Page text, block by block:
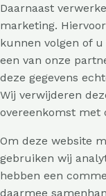
Daarnaast
marketing.
kunnen volgen of
een van onze
deze gegevens
Wij verwijderen
overeenkomst met
Om deze website
gebruiken wij
hebben een
daarmee